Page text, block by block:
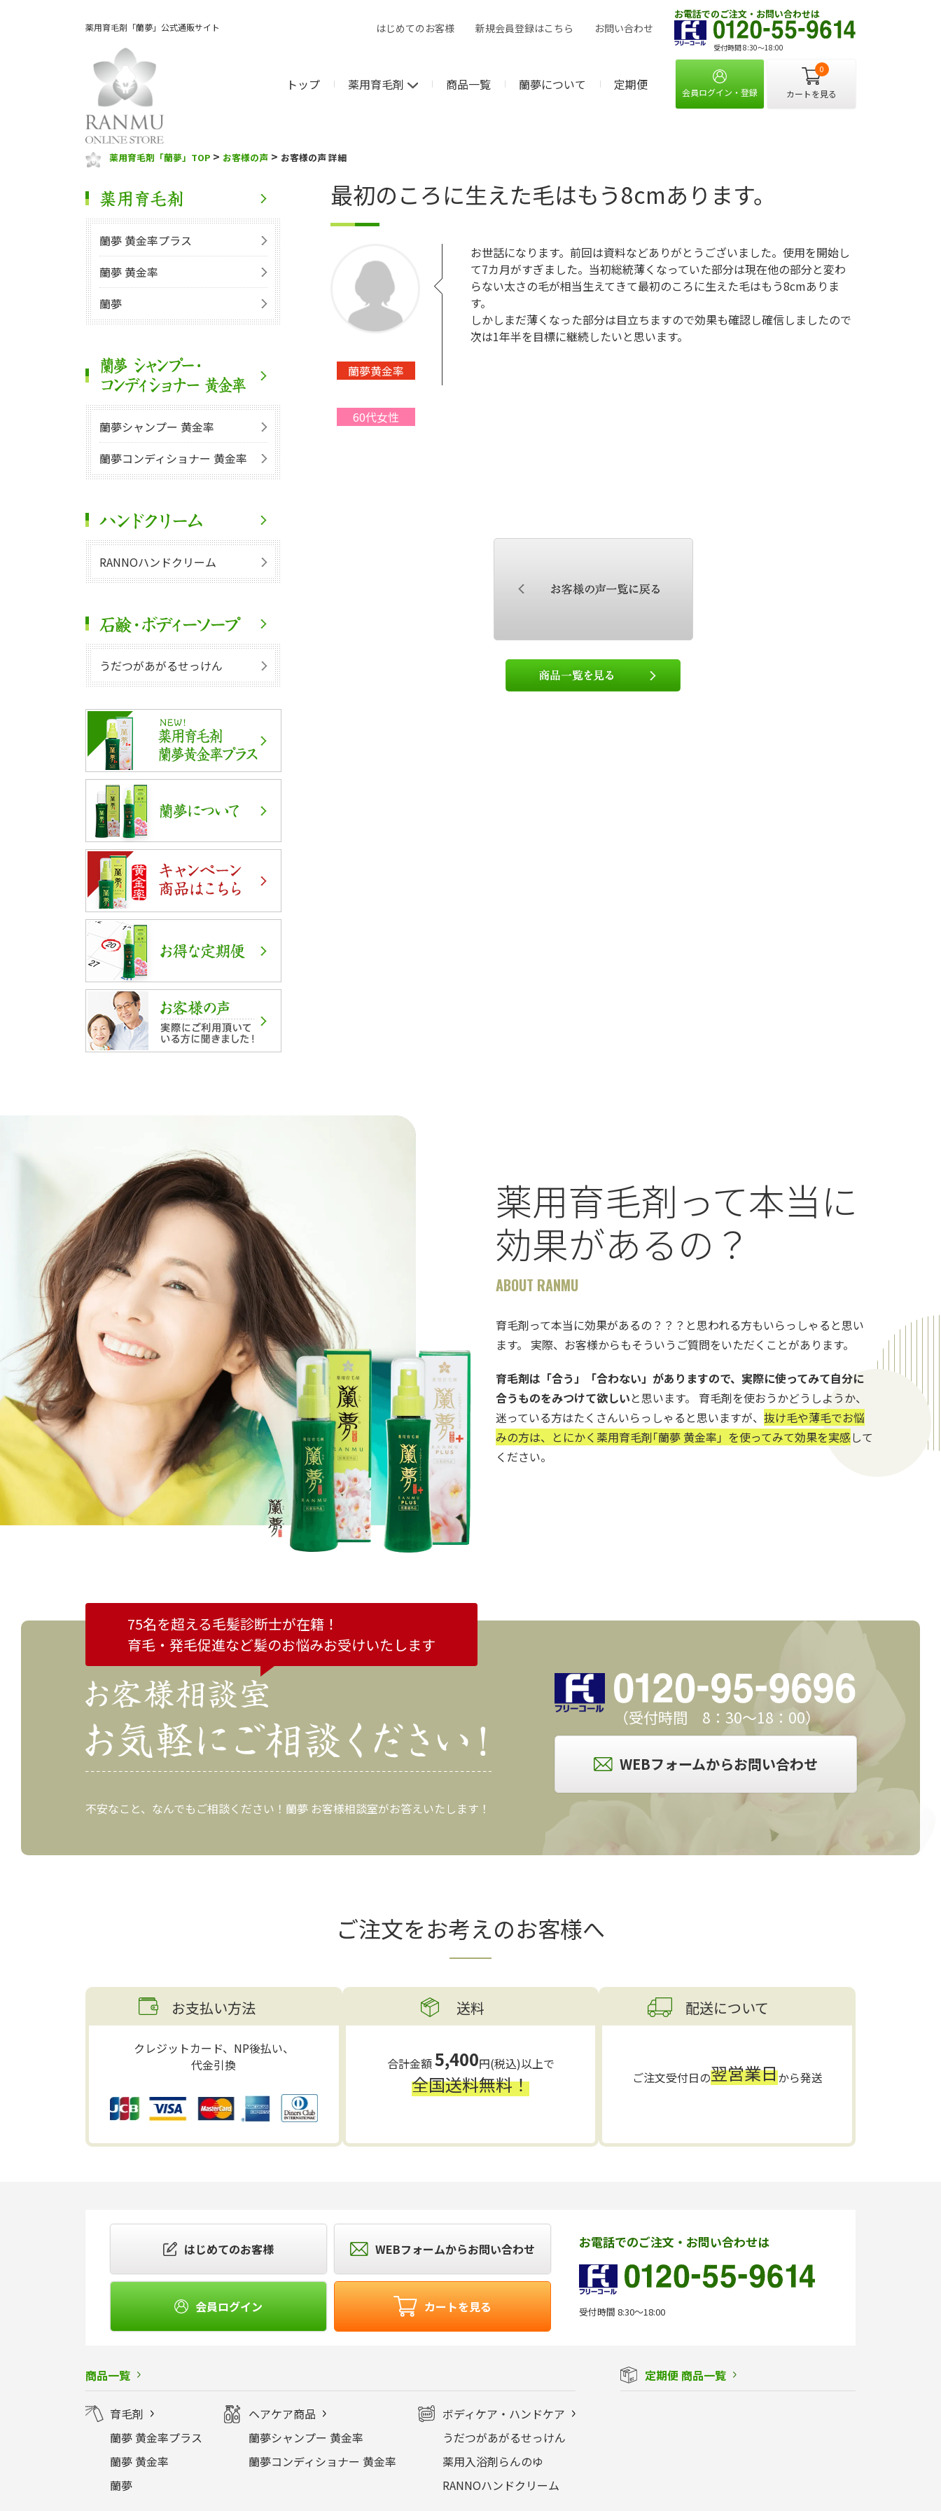
薬用育毛剤「蘭夢」公式通販サイト はじめてのお客様 新規会員登録はこちら お問い合わせ
お電話でのご注文・お問い合わせは
受付時間 8:30〜18:00
トップ 薬用育毛剤 商品一覧 蘭夢について 定期便 会員ログイン・登録
0
カートを見る
薬用育毛剤「蘭夢」TOP > お客様の声 > お客様の声 詳細
蘭夢 黄金率プラス
蘭夢 黄金率
蘭夢
蘭夢シャンプー 黄金率
蘭夢コンディショナー 黄金率
RANNOハンドクリーム
うだつがあがるせっけん
最初のころに生えた毛はもう8cmあります。
蘭夢黄金率
60代女性
お世話になります。前回は資料などありがとうございました。使用を開始し
て7カ月がすぎました。当初総統薄くなっていた部分は現在他の部分と変わ
らない太さの毛が相当生えてきて最初のころに生えた毛はもう8cmありま
す。
しかしまだ薄くなった部分は目立ちますので効果も確認し確信しましたので
次は1年半を目標に継続したいと思います。
薬用育毛剤って本当に
効果があるの？
ABOUT RANMU
育毛剤って本当に効果があるの？？？と思われる方もいらっしゃると思い
ます。 実際、お客様からもそういうご質問をいただくことがあります。
育毛剤は「合う」「合わない」がありますので、実際に使ってみて自分に
合うものをみつけて欲しいと思います。 育毛剤を使おうかどうしようか、
迷っている方はたくさんいらっしゃると思いますが、 抜け毛や薄毛でお悩
みの方は、とにかく薬用育毛剤｢蘭夢 黄金率」を使ってみて効果を実感して
ください。
75名を超える毛髪診断士が在籍！
育毛・発毛促進など髪のお悩みお受けいたします
不安なこと、なんでもご相談ください！蘭夢 お客様相談室がお答えいたします！
（受付時間 8：30～18：00）
WEBフォームからお問い合わせ
ご注文をお考えのお客様へ
お支払い方法
クレジットカード、NP後払い、
代金引換
送料
合計金額5,400円(税込)以上で
全国送料無料！
配送について
ご注文受付日の翌営業日から発送
はじめてのお客様 WEBフォームからお問い合わせ
会員ログイン カートを見る
お電話でのご注文・お問い合わせは
受付時間 8:30〜18:00
商品一覧
育毛剤
蘭夢 黄金率プラス
蘭夢 黄金率
蘭夢
ヘアケア商品
蘭夢シャンプー 黄金率
蘭夢コンディショナー 黄金率
ボディケア・ハンドケア
うだつがあがるせっけん
薬用入浴剤らんのゆ
RANNOハンドクリーム
定期便 商品一覧